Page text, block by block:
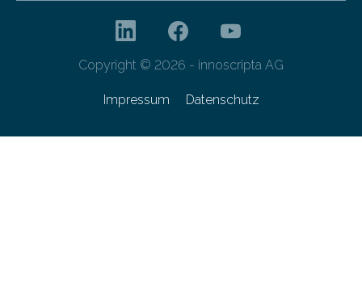
Copyright © 2026 - innoscripta AG
Impressum Datenschutz